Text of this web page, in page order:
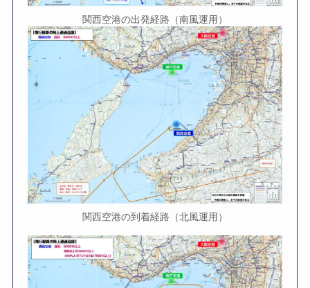
関西空港の出発経路（南風運用）
関西空港の到着経路（北風運用）